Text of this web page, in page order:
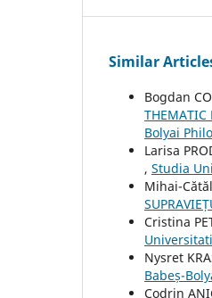
Similar
Bogdan
THEMATIC
Bolyai
Larisa
, Studia
Mihai-
Cristina
Nysret
Babeș-
Codrin